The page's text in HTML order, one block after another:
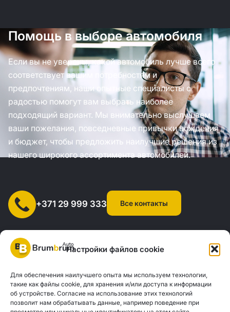
Настройки файлов cookie
Для обеспечения наилучшего опыта мы используем технологии,
такие как файлы cookie, для хранения и/или доступа к информации
об устройстве. Согласие на использование этих технологий
позволит нам обрабатывать данные, например поведение при
Помощь в выборе автомобиля
Если вы не уверены, какой автомобиль лучше всего
соответствует вашим потребностям и
предпочтениям, наши опытные специалисты с
радостью помогут вам выбрать наиболее
подходящий вариант. Мы внимательно выслушаем
ваши пожелания, повседневные привычки вождения
и бюджет, чтобы предложить наилучшие решения из
нашего широкого ассортимента автомобилей.
+371 29 999 333 Все контакты
SIA "AUTOCLICK", рег. № 40203371960, адрес: ул. Мазюмправас
77, Рига, LV-1063 |20260160